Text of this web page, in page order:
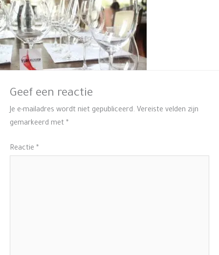
Geef een reactie
Je e-mailadres wordt niet gepubliceerd. Vereiste velden zijn
gemarkeerd met *
Reactie *